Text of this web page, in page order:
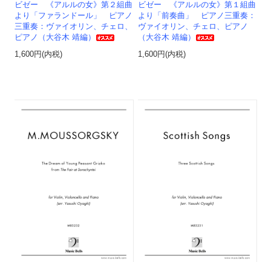
ビゼー 《アルルの女》第２組曲
より「ファランドール」 ピアノ
三重奏：ヴァイオリン、チェロ、
ピアノ（大谷木 靖編）
1,600円(内税)
ビゼー 《アルルの女》第１組曲
より「前奏曲」 ピアノ三重奏：
ヴァイオリン、チェロ、ピアノ
（大谷木 靖編）
1,600円(内税)